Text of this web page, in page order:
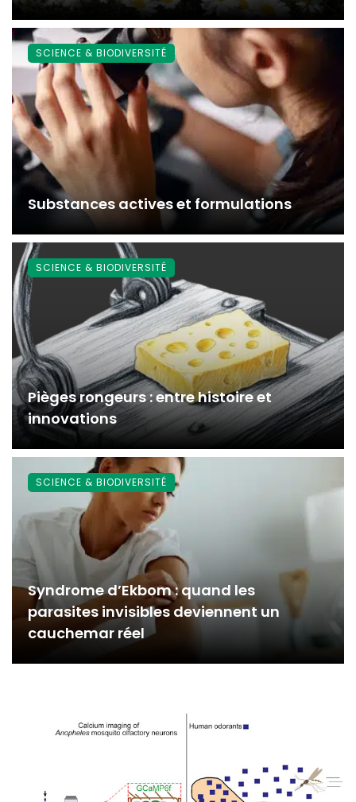
Substances actives et formulations
SCIENCE & BIODIVERSITÉ
Pièges rongeurs : entre histoire et
innovations
SCIENCE & BIODIVERSITÉ
Syndrome d’Ekbom : quand les
parasites invisibles deviennent un
cauchemar réel
SCIENCE & BIODIVERSITÉ